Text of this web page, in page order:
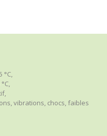
°C,
vibrations, chocs, faibles